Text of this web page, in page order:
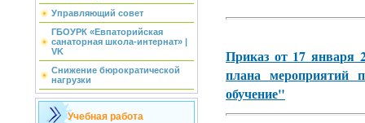
Управляющий совет
ГБОУРК «Евпаторийская
санаторная школа-интернат» |
VK
Снижение бюрократической
нагрузки
Учебная работа
Приказ от 17
плана мероприятий
обучение"